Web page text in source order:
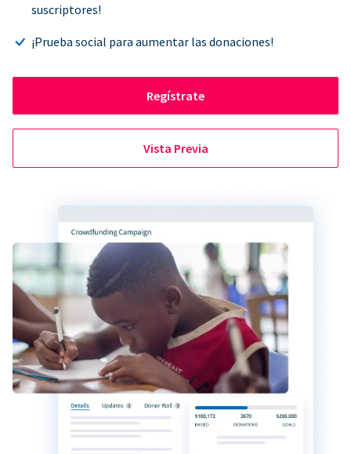
suscriptores!
¡Prueba social para aumentar las donaciones!
Regístrate
Vista Previa